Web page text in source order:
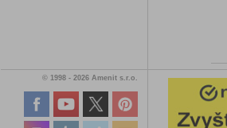
© 1998 - 2026 Amenit s.r.o.